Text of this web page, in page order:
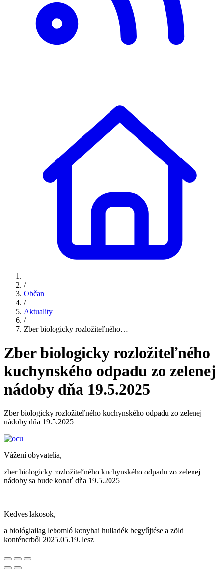
/
Občan
/
Aktuality
/
Zber biologicky rozložiteľného…
Zber biologicky rozložiteľného
kuchynského odpadu zo zelenej
nádoby dňa 19.5.2025
Zber biologicky rozložiteľného kuchynského odpadu zo zelenej
nádoby dňa 19.5.2025
Vážení obyvatelia,
zber biologicky rozložiteľného kuchynského odpadu zo zelenej
nádoby sa bude konať dňa 19.5.2025
Kedves lakosok,
a biológiailag lebomló konyhai hulladék begyűjtése a zöld
konténerből 2025.05.19. lesz